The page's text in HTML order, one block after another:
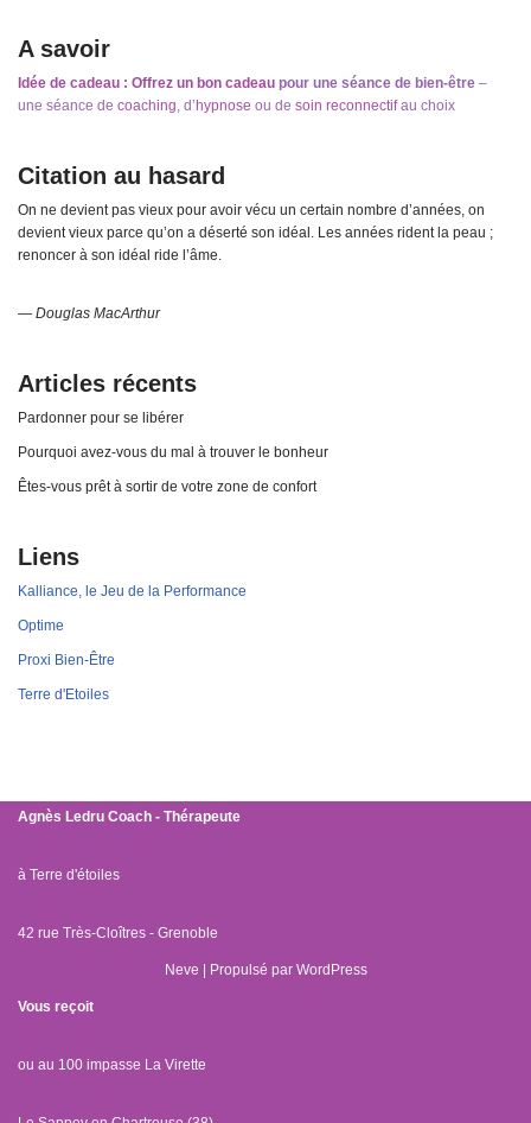
A savoir
Idée de cadeau : Offrez un bon cadeau pour une séance de bien-être –
une séance de coaching, d’ hypnose ou de soin reconnectifau choix
Citation au hasard
On ne devient pas vieux pour avoir vécu un certain nombre d’années, on
devient vieux parce qu’on a déserté son idéal. Les années rident la peau ;
renoncer à son idéal ride l’âme.
— Douglas MacArthur
Articles récents
Pardonner pour se libérer
Pourquoi avez-vous du mal à trouver le bonheur
Êtes-vous prêt à sortir de votre zone de confort
Liens
Kalliance, le Jeu de la Performance
Optime
Proxi Bien-Être
Terre d'Etoiles
Agnès Ledru Coach - Thérapeute
à Terre d'étoiles
42 rue Très-Cloîtres - Grenoble
Neve | Propulsé par WordPress
Vous reçoit
ou au 100 impasse La Virette